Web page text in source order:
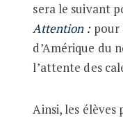
sera le suivant
Attention :pour
d’Amérique du
l’attente des
Ainsi, les élèves